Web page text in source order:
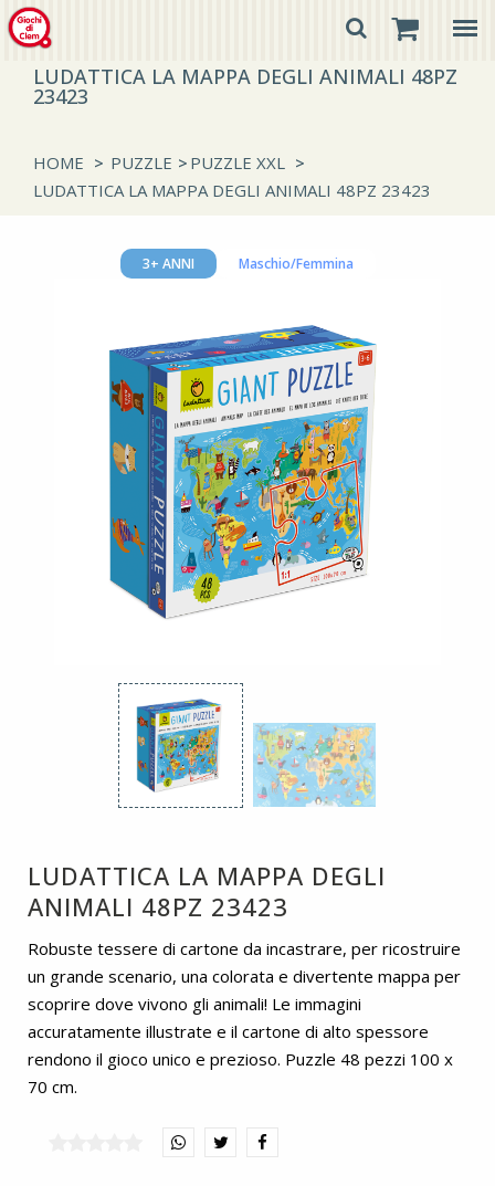
LUDATTICA LA MAPPA DEGLI ANIMALI 48PZ
23423
HOME > PUZZLE > PUZZLE XXL >
LUDATTICA LA MAPPA DEGLI ANIMALI 48PZ 23423
3+ ANNI Maschio/Femmina
LUDATTICA LA MAPPA DEGLI
ANIMALI 48PZ 23423
Robuste tessere di cartone da incastrare, per ricostruire
un grande scenario, una colorata e divertente mappa per
scoprire dove vivono gli animali! Le immagini
accuratamente illustrate e il cartone di alto spessore
rendono il gioco unico e prezioso. Puzzle 48 pezzi 100 x
70 cm.